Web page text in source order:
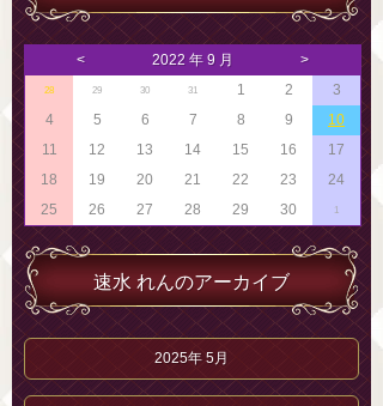
< 2022 年 9 月 >
28 29 30 31 1 2
3
4
5 6 7 8 9
10
11
12 13 14 15 16
17
18
19 20 21 22 23
24
25
26 27 28 29 30 1
速水 れんのアーカイブ
2025年 5月